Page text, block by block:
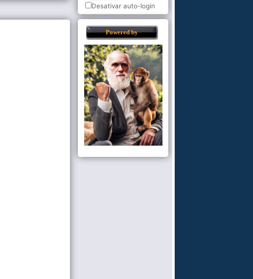
Desativar auto-login
Powered by